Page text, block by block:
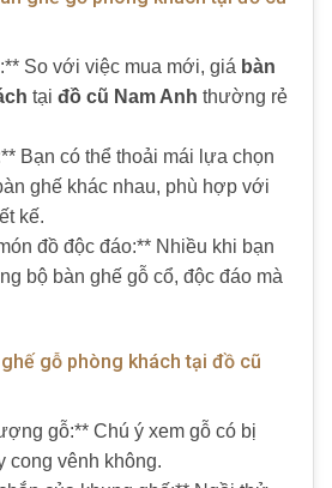
So với việc mua mới, giá bàn
tại đồ cũ Nam Anh thường rẻ
Bạn có thể thoải mái lựa chọn
ghế khác nhau, phù hợp với
kế.
đồ độc đáo:** Nhiều khi bạn
bộ bàn ghế gỗ cổ, độc đáo mà
gỗ phòng khách tại đồ cũ
gỗ:** Chú ý xem gỗ có bị
cong vênh không.